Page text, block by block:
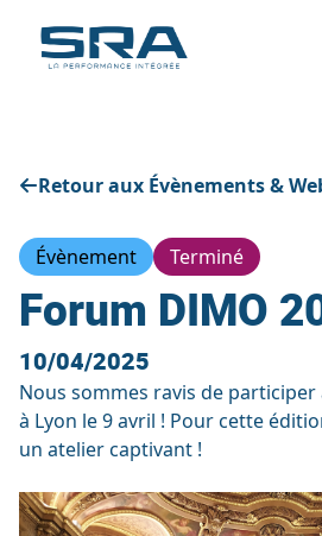
contenu
Retour aux Évènements &
Évènement Terminé
Forum DIMO
10/04/2025
Nous sommes ravis de
à Lyon le 9 avril ! Pour cette
un atelier captivant !